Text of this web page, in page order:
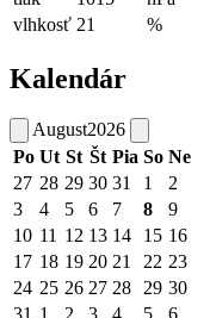
vlhkosť 21 %
Kalendár
August2026
Po Ut St Št Pia So Ne
27 28 29 30 31 1
2
3
4 5 6 7 8
9
10 11 12 13 14 15 16
17 18 19 20 21 22 23
24 25 26 27 28 29 30